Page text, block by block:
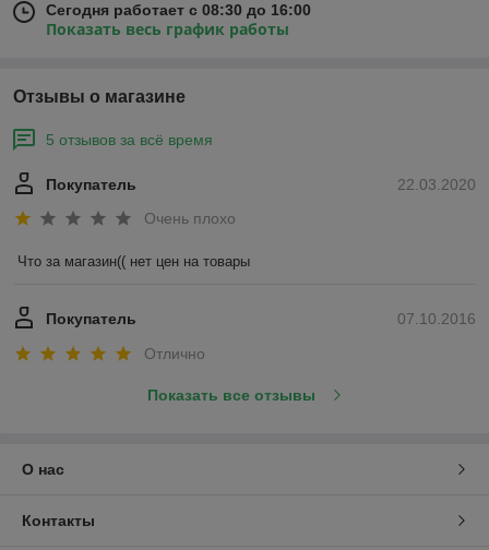
старого слоя лакокрасочных материалов и
зернистости, способу фиксации, сфере
применения, составу, производителю и
требуется правильно подобрать
абразивные материалы, обратитесь к
Сегодня работает с 08:30 до 16:00
Показать весь график работы
Отзывы о магазине
5 отзывов за всё время
22.03.2020
Покупатель
Очень плохо
Что за магазин(( нет цен на товары
07.10.2016
Покупатель
Отлично
Показать все отзывы
О нас
Контакты